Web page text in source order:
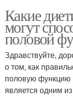
Какие
могут
половой
Здравствуйте,
о том, как
половую функцию
является одним